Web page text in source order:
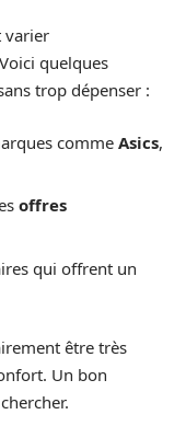
varier
quelques
trop dépenser :
comme Asics,
offres
qui offrent un
être très
Un bon